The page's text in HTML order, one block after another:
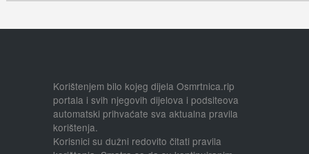
Korištenjem bilo kojeg dijela Osmrtnica.rip
portala i svih njegovih dijelova i podsiteova
automatski prihvaćate sva aktualna pravila
korištenja.
Korisnici su dužni redovito čitati pravila